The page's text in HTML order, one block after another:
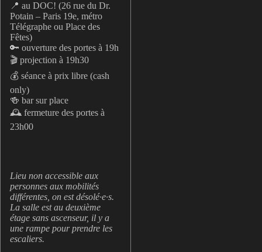
📍 au DOC! (26 rue du Dr.
Potain – Paris 19e, métro
Télégraphe ou Place des
Fêtes)
🔑 ouverture des portes à 19h
🎬 projection à 19h30
💰 séance à prix libre (cash
only)
🍻 bar sur place
🕰️ fermeture des portes à
23h00
Lieu non accessible aux
personnes aux mobilités
différentes, on est désolé·e·s.
La salle est au deuxième
étage sans ascenseur, il y a
une rampe pour prendre les
escaliers.